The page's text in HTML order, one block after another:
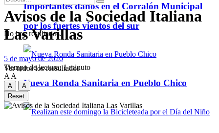
Importantes daños en el Corralón Municipal
por los fuertes vientos del sur
Nueva Ronda Sanitaria en Pueblo Chico
No hay resultados.
Ver todos los ressultados
Avisos de la Sociedad Italiana
Las Varillas
5 de mayo de 2020
Tiempo de lectura: 1 minuto
A A
A
A
Reset